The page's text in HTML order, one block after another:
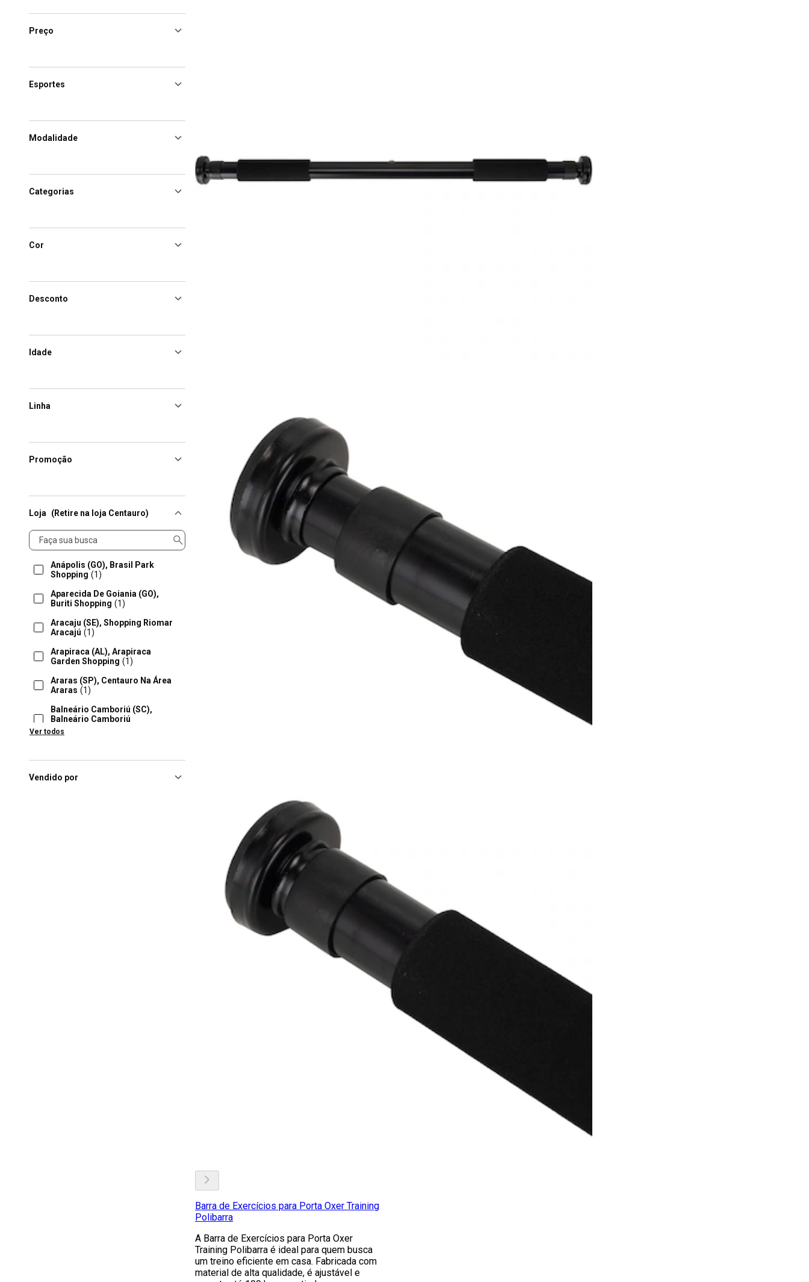
Preço
Esportes
Modalidade
Categorias
Cor
Desconto
Idade
Linha
Promoção
Loja (Retire na loja Centauro)
Loja
Anápolis (GO), Brasil Park
Shopping (1)
Aparecida De Goiania (GO),
Buriti Shopping (1)
Aracaju (SE), Shopping Riomar
Aracajú (1)
Arapiraca (AL), Arapiraca
Garden Shopping (1)
Araras (SP), Centauro Na Área
Araras (1)
Balneário Camboriú (SC),
Balneário Camboriú
Shopping
Barueri (SP), Parque Shopping
Ver todos
Vendido por
Barra de Exercícios para Porta Oxer Training
Polibarra
A Barra de Exercícios para Porta Oxer
Training Polibarra é ideal para quem busca
um treino eficiente em casa. Fabricada com
material de alta qualidade, é ajustável e